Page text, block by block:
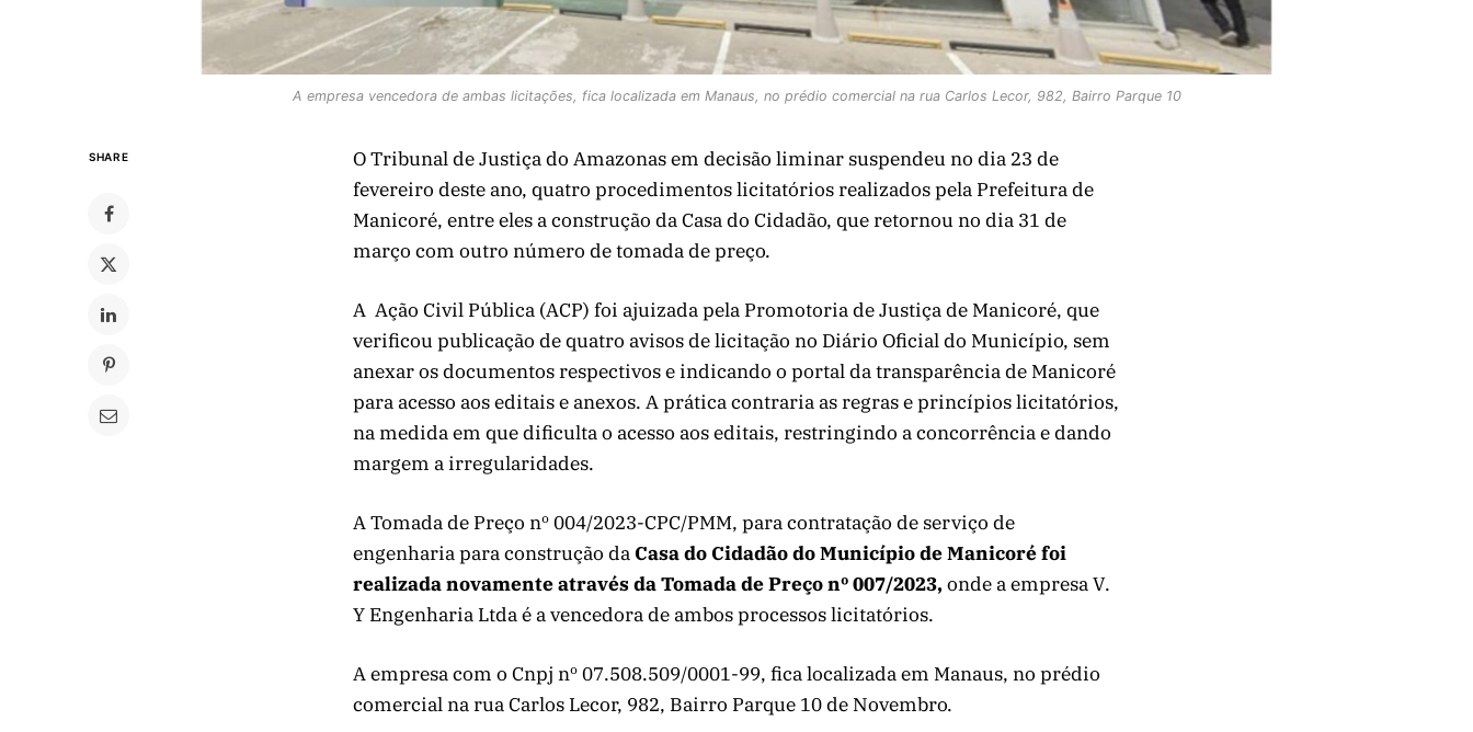
A empresa vencedora de ambas licitações, fica localizada em Manaus, no prédio comercial na rua Carlos Lecor, 982, Bairro Parque 10
SHARE
O Tribunal de Justiça do Amazonas em decisão liminar suspendeu no dia 23 de
fevereiro deste ano, quatro procedimentos licitatórios realizados pela Prefeitura de
Manicoré, entre eles a construção da Casa do Cidadão, que retornou no dia 31 de
março com outro número de tomada de preço.
A Ação Civil Pública (ACP) foi ajuizada pela Promotoria de Justiça de Manicoré, que
verificou publicação de quatro avisos de licitação no Diário Oficial do Município, sem
anexar os documentos respectivos e indicando o portal da transparência de Manicoré
para acesso aos editais e anexos. A prática contraria as regras e princípios licitatórios,
na medida em que dificulta o acesso aos editais, restringindo a concorrência e dando
margem a irregularidades.
A Tomada de Preço nº 004/2023-CPC/PMM, para contratação de serviço de
engenharia para construção da Casa do Cidadão do Município de Manicoré foi
realizada novamente através da Tomada de Preço nº 007/2023, onde a empresa V.
Y Engenharia Ltda é a vencedora de ambos processos licitatórios.
A empresa com o Cnpj nº 07.508.509/0001-99, fica localizada em Manaus, no prédio
comercial na rua Carlos Lecor, 982, Bairro Parque 10 de Novembro.